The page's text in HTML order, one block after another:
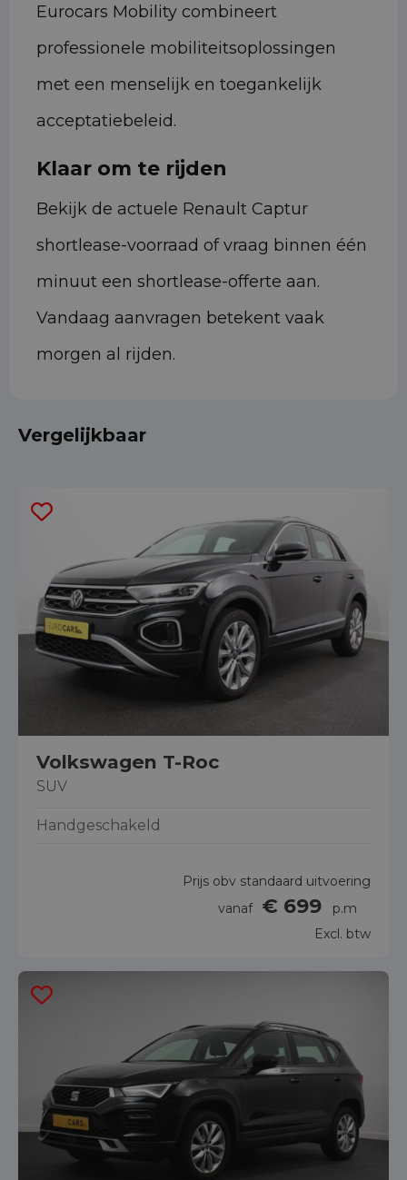
Eurocars Mobility combineert
professionele mobiliteitsoplossingen
met een menselijk en toegankelijk
acceptatiebeleid.
Klaar om te rijden
Bekijk de actuele Renault Captur
shortlease-voorraad of vraag binnen één
minuut een shortlease-offerte aan.
Vandaag aanvragen betekent vaak
morgen al rijden.
Vergelijkbaar
Volkswagen T-Roc
SUV
Handgeschakeld
Prijs obv standaard uitvoering
vanaf € 699
p.m
Excl. btw